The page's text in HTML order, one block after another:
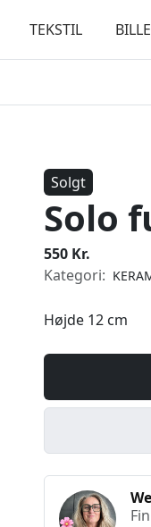
TEKSTIL
Solgt
Solo
550 Kr.
Kategori:
Højde 12 cm